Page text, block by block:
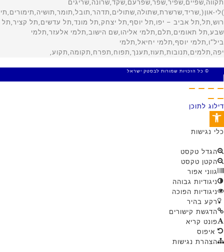
© כל הזכויות שמורות לבסטק ישראל
דילוג לתוכן
פתח סרגל נגישות
כלי נגישות
הגדל טקסט
הקטן טקסט
גווני אפור
ניגודיות גבוהה
ניגודיות הפוכה
רקע בהיר
הדגשת קישורים
פונט קריא
איפוס
הצהרת נגישות